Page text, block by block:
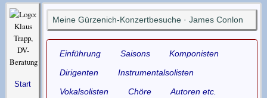
Start
Meine Gürzenich-Konzertbesuche · James Conlon
Einführung Saisons
Komponisten
Dirigenten
Instrumentalsolisten
Vokalsolisten
Chöre
Autoren etc.